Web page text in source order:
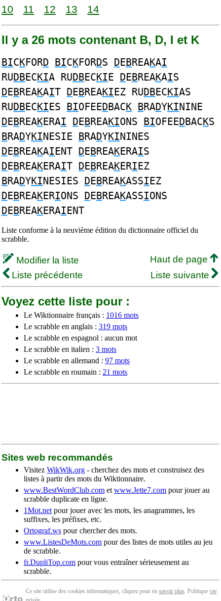
10
11 12 13 14
Il y a 26 mots contenant B, D, I et K
BICKFORD BICKFORDS DEBREAKAI
RUDBECKIA RUDBECKIE DEBREAKAIS
DEBREAKAIT DEBREAKIEZ RUDBECKIAS
RUDBECKIES BIOFEEDBACK BRADYKININE
DEBREAKERAI DEBREAKIONS BIOFEEDBACKS
BRADYKINESIE BRADYKININES
DEBREAKAIENT DEBREAKERAIS
DEBREAKERAIT DEBREAKERIEZ
BRADYKINESIES DEBREAKASSIEZ
DEBREAKERIONS DEBREAKASSIONS
DEBREAKERAIENT
Liste conforme à la neuvième édition du dictionnaire officiel du
scrabble.
Modifier la liste
Haut de page
Liste précédente
Liste suivante
Voyez cette liste pour :
Le Wiktionnaire français : 1016 mots
Le scrabble en anglais : 319 mots
Le scrabble en espagnol : aucun mot
Le scrabble en italien : 3 mots
Le scrabble en allemand : 97 mots
Le scrabble en roumain : 21 mots
Sites web recommandés
Visitez WikWik.org - cherchez des mots et construisez des
listes à partir des mots du Wiktionnaire.
www.BestWordClub.com et www.Jette7.com pour jouer au
scrabble duplicate en ligne.
1Mot.net pour jouer avec les mots, les anagrammes, les
suffixes, les préfixes, etc.
Ortograf.ws pour chercher des mots.
www.ListesDeMots.com pour des listes de mots utiles au jeu
de scrabble.
fr.DupliTop.com pour vous entraîner sérieusement au
scrabble.
Ce site utilise des cookies informatiques, cliquez pour en savoir plus. Politique vie